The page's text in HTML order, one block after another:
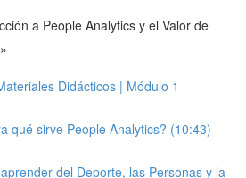
a People Analytics y el Valor de
Didácticos | Módulo 1
qué sirve People Analytics? (10:43)
del Deporte, las Personas y la